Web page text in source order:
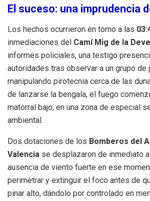
El suceso: una imprudencia
Los hechos ocurrieron en torno a las
inmediaciones del Camí Mig de la
informes policiales, una testigo
autoridades tras observar a un grupo de
manipulando pirotecnia cerca de las
de lanzarse la bengala, el fuego
matorral bajo, en una zona de especial
ambiental.
Dos dotaciones de los Bomberos del
Valencia se desplazaron de inmediato
ausencia de viento fuerte en ese
perimetrar y extinguir el foco antes de
pinar alto, dándolo por controlado en